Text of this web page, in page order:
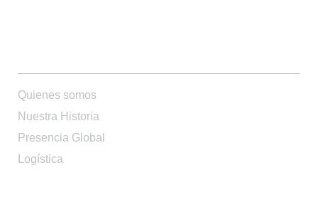
Quienes somos
Nuestra Historia
Presencia Global
Logística